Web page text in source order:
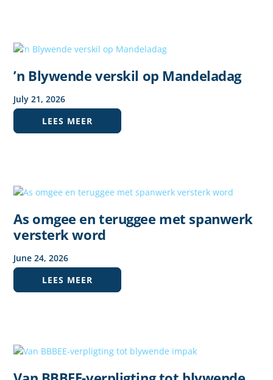
’n Blywende verskil op Mandeladag
July 21,2026
LEES MEER
As omgee en teruggee met spanwerk
versterk word
June 24,2026
LEES MEER